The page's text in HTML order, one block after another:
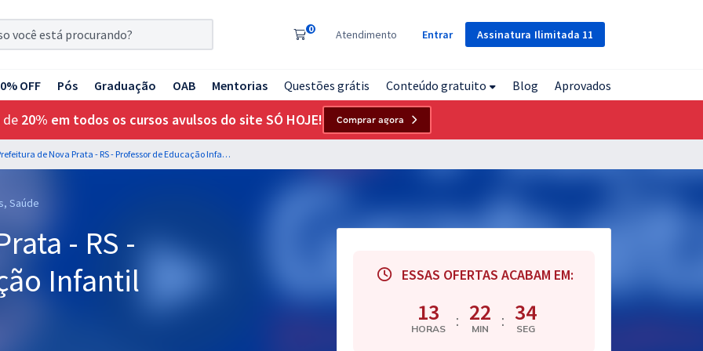
Assinatura Ilimitada 11
0 Atendimento Entrar
OFF Pós Graduação OAB Mentorias Questões grátis Conteúdo gratuito Blog Aprovados
de 20% em todos os cursos avulsos do site SÓ HOJE! Comprar agora
Prefeitura de Nova Prata - RS - Professor de Educação Infantil
Saúde
- RS -
Infantil
ESSAS OFERTAS ACABAM EM:
13
HORAS : 22
MIN : 33
SEG